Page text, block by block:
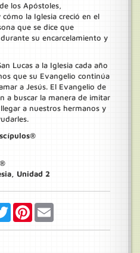
los Apóstoles,
la Iglesia creció en el
que se dice que
su encarcelamiento y
Lucas a la Iglesia cada año
que su Evangelio continúa
a Jesús. El Evangelio de
a buscar la manera de imitar
a nuestros hermanos y
Unidad 2
TwitterPinterest